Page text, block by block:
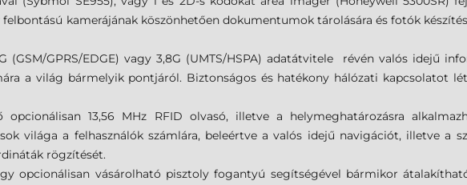
kamerájának köszönhetően dokumentumok tárolására és fotók
(GSM/GPRS/EDGE) vagy 3,8G (UMTS/HSPA) adatátvitele révén valós idejű
a világ bármelyik pontjáról. Biztonságos és hatékony hálózati kapcsolatot
opcionálisan 13,56 MHz RFID olvasó, illetve a helymeghatározásra
világa a felhasználók számlára, beleértve a valós idejű navigációt, illetve a
rögzítését.
opcionálisan vásárolható pisztoly fogantyú segítségével bármikor